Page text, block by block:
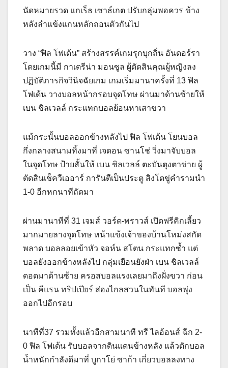
นัดหมายรวด แกเร็ธ เซาธ์เกต ปรับกลุ่มพอควร ข้าง
หลังลำแข้งแกนหลักถอนตัวกันไป
วาง “ฟิล โฟเด้น” สร้างสรรค์เกมรุกบุกถิ่น อันดอร์รา
โดยเกมนี้มี กาเตรีน่า มอนซูล ผู้ตัดสินคุณผู้หญิงลง
ปฏิบัติภารกิจวินิจฉัยเกม เกมเริ่มมานาครั้งที่ 13 ฟิล
โฟเด้น วางบอลหน้ากรอบจุดโทษ ผ่านมาด้านซ้ายให้
เบน ชิลเวลล์ กระแทกบอลย้อนหาเสาขวา
แม้กระนั้นบอลออกข้างหลังไป ฟิล โฟเด้น โยนบอล
กึ่งกลางสนามทิ้งมาที่ เจดอน ซานโช่ วิ่งมาจับบอล
ในจุดโทษ ป้ายสั้นให้ เบน ชิลเวลล์ ตะบันตุงตาข่าย ผู้
ตัดสินเช็ควีเออาร์ การันตีเป็นประตู สิงโตขู่คำรามนำ
1-0 อีกหกนาทีถัดมา
ผ่านมานาทีที่ 31 เจมส์ วอร์ด-พราวส์ เปิดฟรีคิกเลี้ยว
มากมายลางจุดโทษ หน้าแข้งเจ้าของบ้านโหม่งสกัด
พลาด บอลลอยเข้าหัว จอห์น สโตน กระแทกซ้ำ แต่
บอลยังออกข้างหลังไป กลุ่มเยือนยังฝ่า เบน ชิลเวลล์
ดอดมาด้านซ้าย ครอสบอลแรงเลยมาถึงฝั่งขวา ก่อน
เป็น คีแรน ทริปเปียร์ ส่องไกลสวนในทันที บอลพุ่ง
ออกไปอีกรอบ
นาทีที่37 รวมทั้งแล้วอีกสามนาที ทรี ไลอ้อนส์ ฉีก 2-
0 ฟิล โฟเด้น รับบอลจากดินแดนข้างหลัง แล้วตักบอล
น้ำหนักกำลังดีมาที่ บูกาโย่ ซาก้า เกี่ยวบอลลงทาง